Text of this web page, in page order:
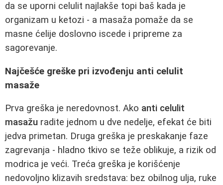
da se uporni celulit najlakše topi baš kada je
organizam u ketozi - a masaža pomaže da se
masne ćelije doslovno iscede i pripreme za
sagorevanje.
Najčešće greške pri izvođenju anti celulit
masaže
Prva greška je neredovnost. Ako anti celulit
masažu radite jednom u dve nedelje, efekat će biti
jedva primetan. Druga greška je preskakanje faze
zagrevanja - hladno tkivo se teže oblikuje, a rizik od
modrica je veći. Treća greška je korišćenje
nedovoljno klizavih sredstava: bez obilnog ulja, ruke